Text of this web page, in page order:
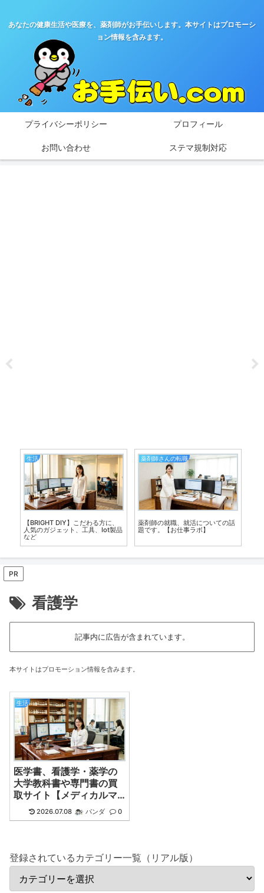
あなたの健康生活や医療を、薬剤師がお手伝いします。本サイトはプロモーシ
ョン情報を含みます。
プライバシーポリシー プロフィール
お問い合わせ ステマ規制対応
生活
【BRIGHT DIY】こだわる方に、
人気のガジェット、工具、Iot製品
など
薬剤師さんの転職
薬剤師の就職、就活についての話
題です。【お仕事ラボ】
PR
看護学
記事内に広告が含まれています。
本サイトはプロモーション情報を含みます。
生活
医学書、看護学・薬学の
大学教科書や専門書の買
取サイト【メディカルマ
イスター】
2026.07.08 パンダ 0
登録されているカテゴリー一覧（リアル版）